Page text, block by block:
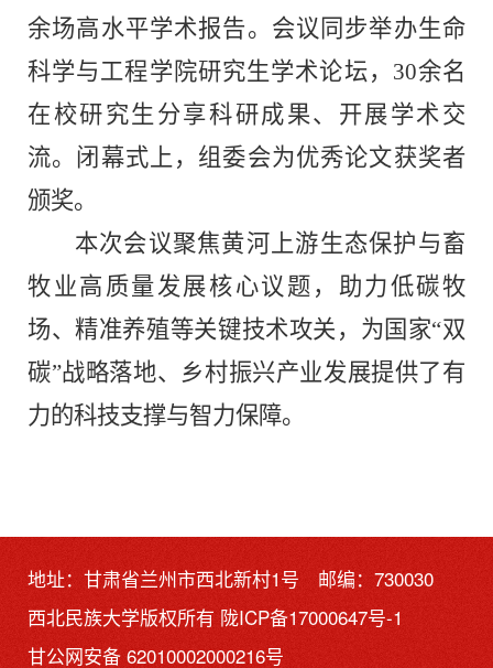
余场高水平学术报告。 会议同步举办生命
科学与工程学院研究生学术论坛， 30余名
在校研究生分享科研成果、开展学术交
流。闭幕式上，组委会为优秀论文获奖者
颁奖。
本次会议聚焦黄河上游生态保护与畜
牧业高质量发展核心议题，助力低碳牧
场、精准养殖等关键技术攻关，为国家“双
碳”战略落地、乡村振兴产业发展提供了有
力的科技支撑与智力保障。
地址：甘肃省兰州市西北新村1号 邮编：730030
西北民族大学版权所有 陇ICP备17000647号-1
甘公网安备 62010002000216号